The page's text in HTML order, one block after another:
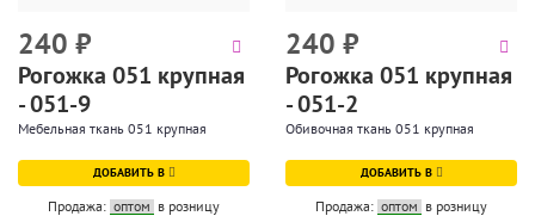
240 ₽
Рогожка 051 крупная
- 051-9
Мебельная ткань 051 крупная
ДОБАВИТЬ В
Продажа: оптом в розницу
240 ₽
Рогожка 051 крупная
- 051-2
Обивочная ткань 051 крупная
ДОБАВИТЬ В
Продажа: оптом в розницу